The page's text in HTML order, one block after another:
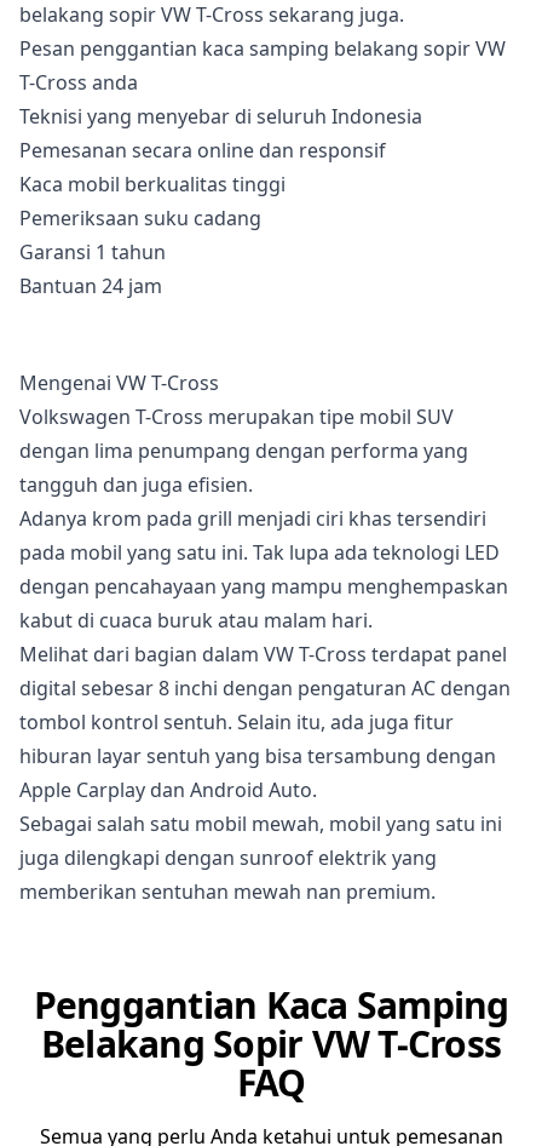
belakang sopir VW T-Cross sekarang juga.
Pesan penggantian kaca samping belakang sopir VW
T-Cross anda
Teknisi yang menyebar di seluruh Indonesia
Pemesanan secara online dan responsif
Kaca mobil berkualitas tinggi
Pemeriksaan suku cadang
Garansi 1 tahun
Bantuan 24 jam
Mengenai VW T-Cross
Volkswagen T-Cross merupakan tipe mobil SUV
dengan lima penumpang dengan performa yang
tangguh dan juga efisien.
Adanya krom pada grill menjadi ciri khas tersendiri
pada mobil yang satu ini. Tak lupa ada teknologi LED
dengan pencahayaan yang mampu menghempaskan
kabut di cuaca buruk atau malam hari.
Melihat dari bagian dalam VW T-Cross terdapat panel
digital sebesar 8 inchi dengan pengaturan AC dengan
tombol kontrol sentuh. Selain itu, ada juga fitur
hiburan layar sentuh yang bisa tersambung dengan
Apple Carplay dan Android Auto.
Sebagai salah satu mobil mewah, mobil yang satu ini
juga dilengkapi dengan sunroof elektrik yang
memberikan sentuhan mewah nan premium.
Penggantian Kaca Samping
Belakang Sopir VW T-Cross
FAQ
Semua yang perlu Anda ketahui untuk pemesanan